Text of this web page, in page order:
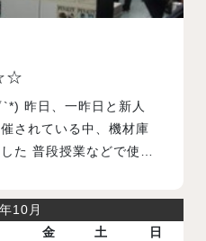
昨日、一昨日と新人
されている中、機材庫
た 普段授業などで使…
10月
金 土 日